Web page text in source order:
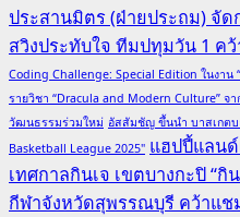
ประสานมิตร (ฝ่ายประถม) จั
สวิงประทับใจ ทีมปทุมวัน 1 ค
Coding Challenge: Special Edition ในงาน
รายวิชา “Dracula and Modern Culture”
วัฒนธรรมร่วมใหม่ อัสสัมชัญ ขึ้นนำ บาสเกตบ
Basketball League 2025" แฮปปี้แลน
เทศกาลกินเจ เขตบางกะปิ “
กีฬาจังหวัดสุพรรณบุรี คว้าแ